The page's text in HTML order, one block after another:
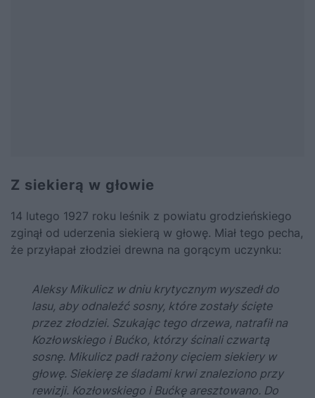
Z siekierą w głowie
14 lutego 1927 roku leśnik z powiatu grodzieńskiego
zginął od uderzenia siekierą w głowę. Miał tego pecha,
że przyłapał złodziei drewna na gorącym uczynku:
Aleksy Mikulicz w dniu krytycznym wyszedł do
lasu, aby odnaleźć sosny, które zostały ścięte
przez złodziei. Szukając tego drzewa, natrafił na
Kozłowskiego i Bućko, którzy ścinali czwartą
sosnę. Mikulicz padł rażony cięciem siekiery w
głowę. Siekierę ze śladami krwi znaleziono przy
rewizji. Kozłowskiego i Bućkę aresztowano. Do